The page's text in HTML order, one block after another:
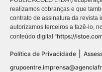
realizamos cobranças e que
contrato de assinatura da revista
autorizamos terceiros a fazê-lo,
conteúdo digital “https://
Política de Privacidade